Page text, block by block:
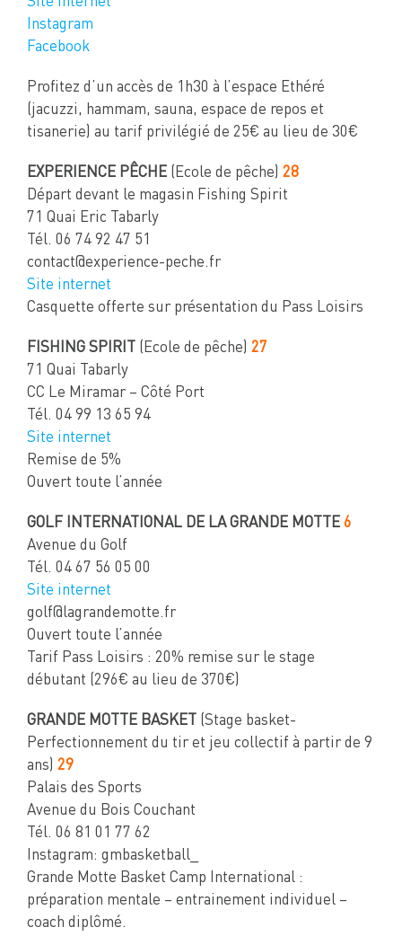
Instagram
Facebook
Profitez d’un accès de 1h30 à l’espace Ethéré
(jacuzzi, hammam, sauna, espace de repos et
tisanerie) au tarif privilégié de 25€ au lieu de 30€
EXPERIENCE PÊCHE (Ecole de pêche) 28
Départ devant le magasin Fishing Spirit
71 Quai Eric Tabarly
Tél. 06 74 92 47 51
contact@experience-peche.fr
Site internet
Casquette offerte sur présentation du Pass Loisirs
FISHING SPIRIT (Ecole de pêche) 27
71 Quai Tabarly
CC Le Miramar – Côté Port
Tél. 04 99 13 65 94
Site internet
Remise de 5%
Ouvert toute l’année
GOLF INTERNATIONAL DE LA GRANDE MOTTE 6
Avenue du Golf
Tél. 04 67 56 05 00
Site internet
golf@lagrandemotte.fr
Ouvert toute l’année
Tarif Pass Loisirs : 20% remise sur le stage
débutant (296€ au lieu de 370€)
GRANDE MOTTE BASKET
(Stage basket-
Perfectionnement du tir et jeu collectif à partir de 9
ans) 29
Palais des Sports
Avenue du Bois Couchant
Tél. 06 81 01 77 62
Instagram: gmbasketball_
Grande Motte Basket Camp International :
préparation mentale – entrainement individuel –
coach diplômé.